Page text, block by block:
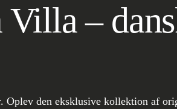
–
den eksklusive kollektion af